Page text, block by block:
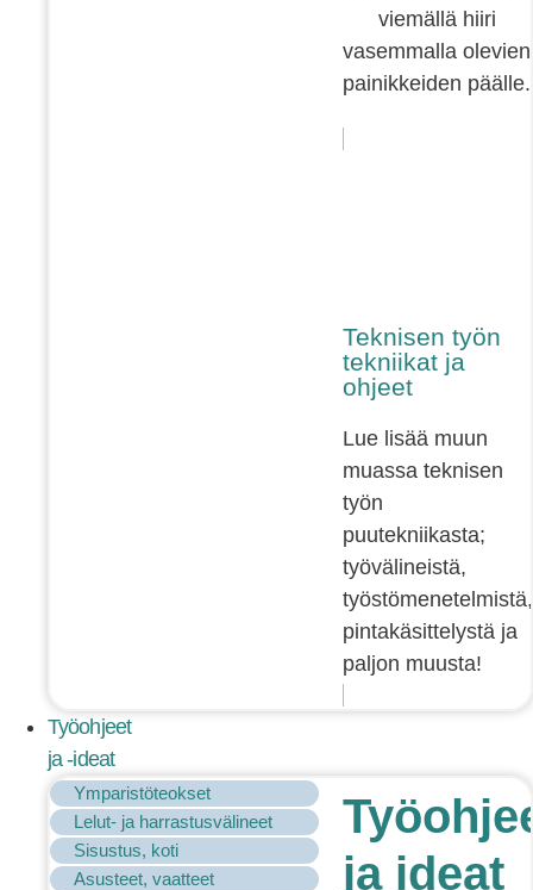
viemällä hiiri
vasemmalla olevien
painikkeiden päälle.
Teknisen työn
tekniikat ja
ohjeet
Lue lisää muun
muassa teknisen
työn
puutekniikasta;
työvälineistä,
työstömenetelmistä,
pintakäsittelystä ja
paljon muusta!
Työohjeet
ja -ideat
Ymparistöteokset
Lelut- ja harrastusvälineet
Sisustus, koti
Asusteet, vaatteet
ja ideat